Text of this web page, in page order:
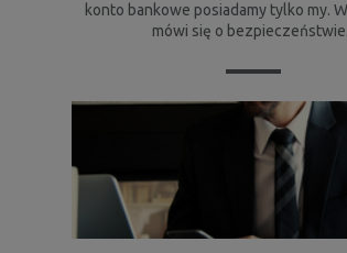
konto bankowe posiadamy tylko my.
mówi się o